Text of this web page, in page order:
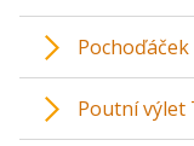
Poutní výlet